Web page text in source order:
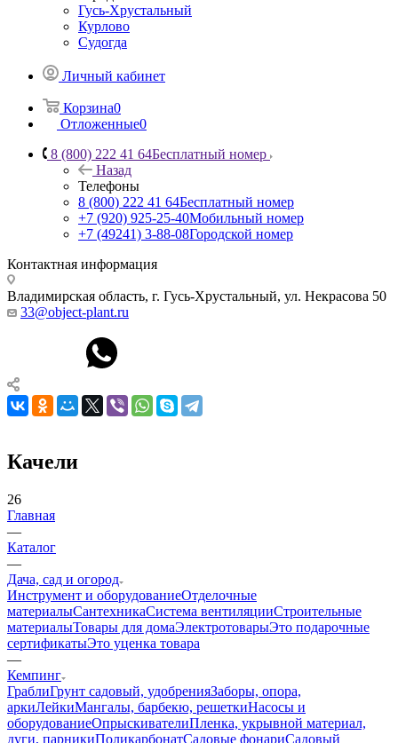
Гусь-Хрустальный
Курлово
Судогда
Личный кабинет
Корзина0
Отложенные0
8 (800) 222 41 64Бесплатный номер
Назад
Телефоны
8 (800) 222 41 64Бесплатный номер
+7 (920) 925-25-40Мобильный номер
+7 (49241) 3-88-08Городской номер
Контактная информация
Владимирская область, г. Гусь-Хрустальный, ул. Некрасова 50
33@object-plant.ru
Качели
26
Главная
—
Каталог
—
Дача, сад и огород
Инструмент и оборудованиеОтделочные
материалыСантехникаСистема вентиляцииСтроительные
материалыТовары для домаЭлектротоварыЭто подарочные
сертификатыЭто уценка товара
—
Кемпинг
ГраблиГрунт садовый, удобренияЗаборы, опора,
аркиЛейкиМангалы, барбекю, решеткиНасосы и
оборудованиеОпрыскивателиПленка, укрывной материал,
дуги, парникиПоликарбонатСадовые фонариСадовый